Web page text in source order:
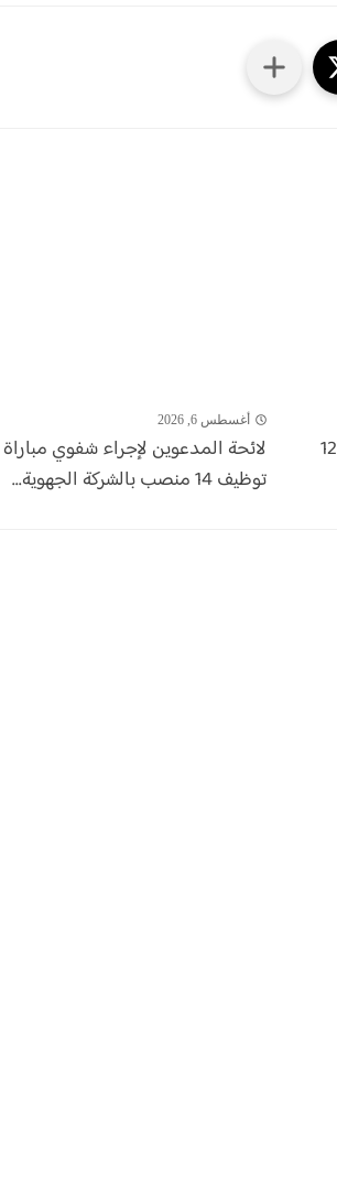
لائحة الناجحين في مباراة توظيف 12
أغسطس 6, 2026
لائحة المدعوين لإجراء شفوي مباراة
توظيف 14 منصب بالشركة الجهوية...